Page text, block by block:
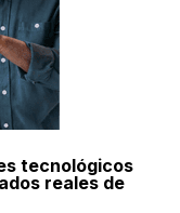
tecnológicos
reales de